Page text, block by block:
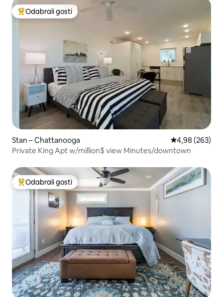
Među najviše rangiranima s oznakom „Odabrali gosti”
Odabrali gosti
Stan – Chattanooga Prosječna
4,98 (263)
Private King Apt w/million$ view Minutes/downtown
Među najviše rangiranima s oznakom „Odabrali gosti”
Odabrali gosti